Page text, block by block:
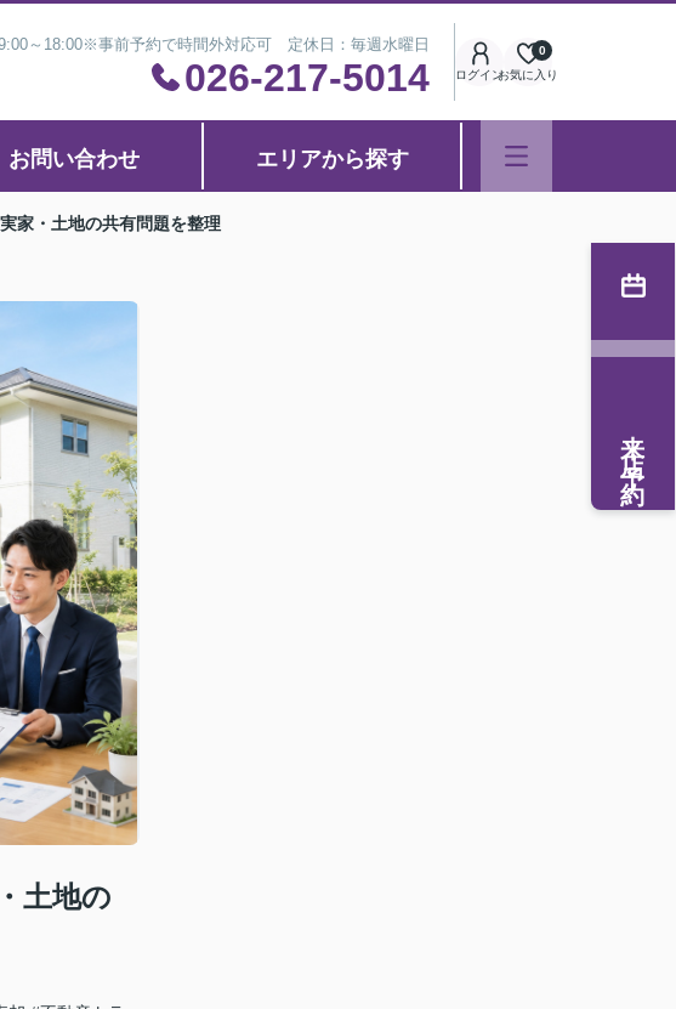
～18:00※事前予約で時間外対応可 定休日：毎週水曜日
026-217-5014 ログインお気に入り
0
お問い合わせ エリアから探す
家・土地の共有問題を整理
土地の
来店予約